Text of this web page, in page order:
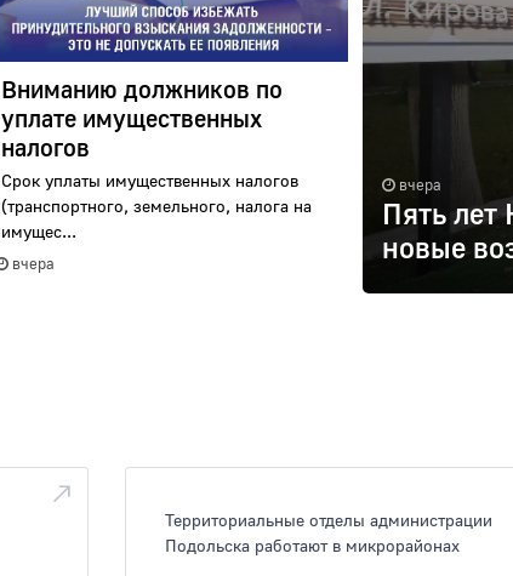
Вниманию должников по
уплате имущественных
налогов
Срок уплаты имущественных налогов
(транспортного, земельного, налога на
имущес...
вчера
вчера
Пять
новые
Территориальные отделы администрации
Подольска работают в микрорайонах